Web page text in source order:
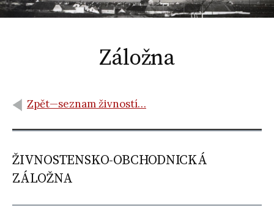
Záložna
Zpět—seznam živností…
ŽIVNOSTENSKO-OBCHODNICKÁ
ZÁLOŽNA